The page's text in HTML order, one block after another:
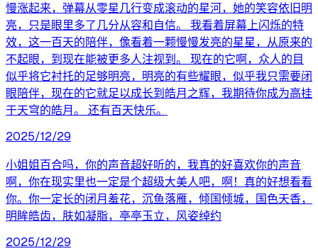
慢涨起来，弹幕从零星几行变成滚动的星河，她的笑容依旧明
亮，只是眼里多了几分从容和自信。 我看着屏幕上闪烁的特
效，这一百天的陪伴，像看着一颗慢慢发亮的星星，从原来的
不起眼，到现在能被更多人注视到。 现在的它啊，众人的目
似乎将它衬托的足够明亮，明亮的有些耀眼，似乎我只需要闭
眼陪伴，现在的它就足以成长到皓月之辉，我期待你成为高挂
于天穹的皓月。 还有百天快乐。
2025/12/29
小姐姐百合吗，你的声音超好听的，我真的好喜欢你的声音
啊，你在现实里也一定是个超级大美人吧，啊！真的好想看看
你。你一定长的闭月羞花，沉鱼落雁，倾国倾城，国色天香，
明眸皓齿，肤如凝脂，亭亭玉立，风姿绰约
2025/12/29